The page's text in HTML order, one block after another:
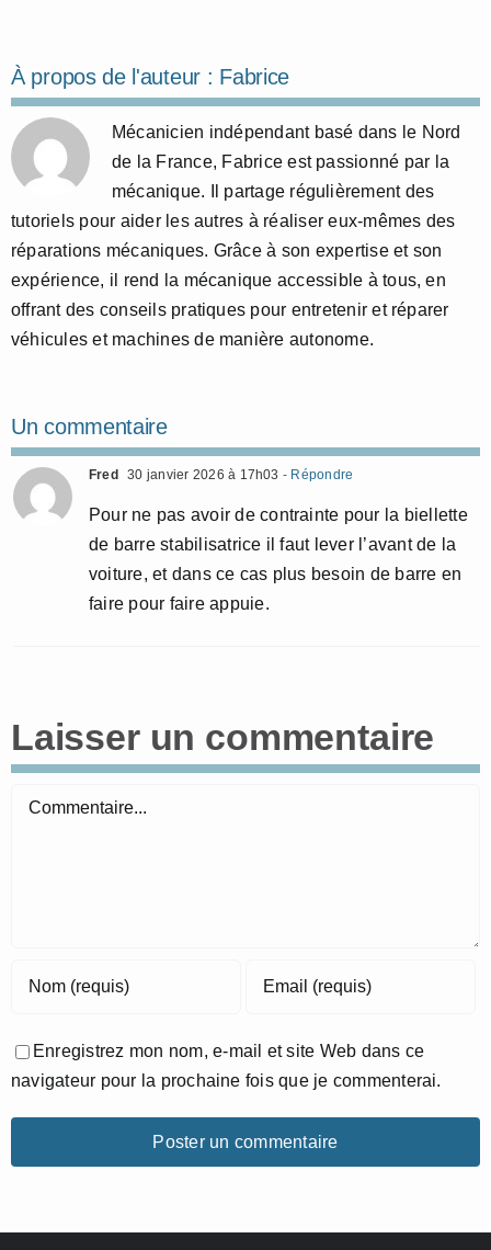
À propos de l'auteur : Fabrice
Mécanicien indépendant basé dans le Nord
de la France, Fabrice est passionné par la
mécanique. Il partage régulièrement des
tutoriels pour aider les autres à réaliser eux-mêmes des
réparations mécaniques. Grâce à son expertise et son
expérience, il rend la mécanique accessible à tous, en
offrant des conseils pratiques pour entretenir et réparer
véhicules et machines de manière autonome.
Un commentaire
Fred 30 janvier 2026 à 17h03 - Répondre
Pour ne pas avoir de contrainte pour la biellette
de barre stabilisatrice il faut lever l’avant de la
voiture, et dans ce cas plus besoin de barre en
faire pour faire appuie.
Laisser un commentaire
Commentaire
Enregistrez mon nom, e-mail et site Web dans ce
navigateur pour la prochaine fois que je commenterai.